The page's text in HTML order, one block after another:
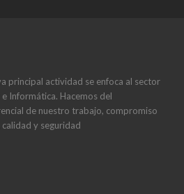
principal actividad se enfoca al sector
Informática. Hacemos del
de nuestro trabajo, compromiso
y seguridad